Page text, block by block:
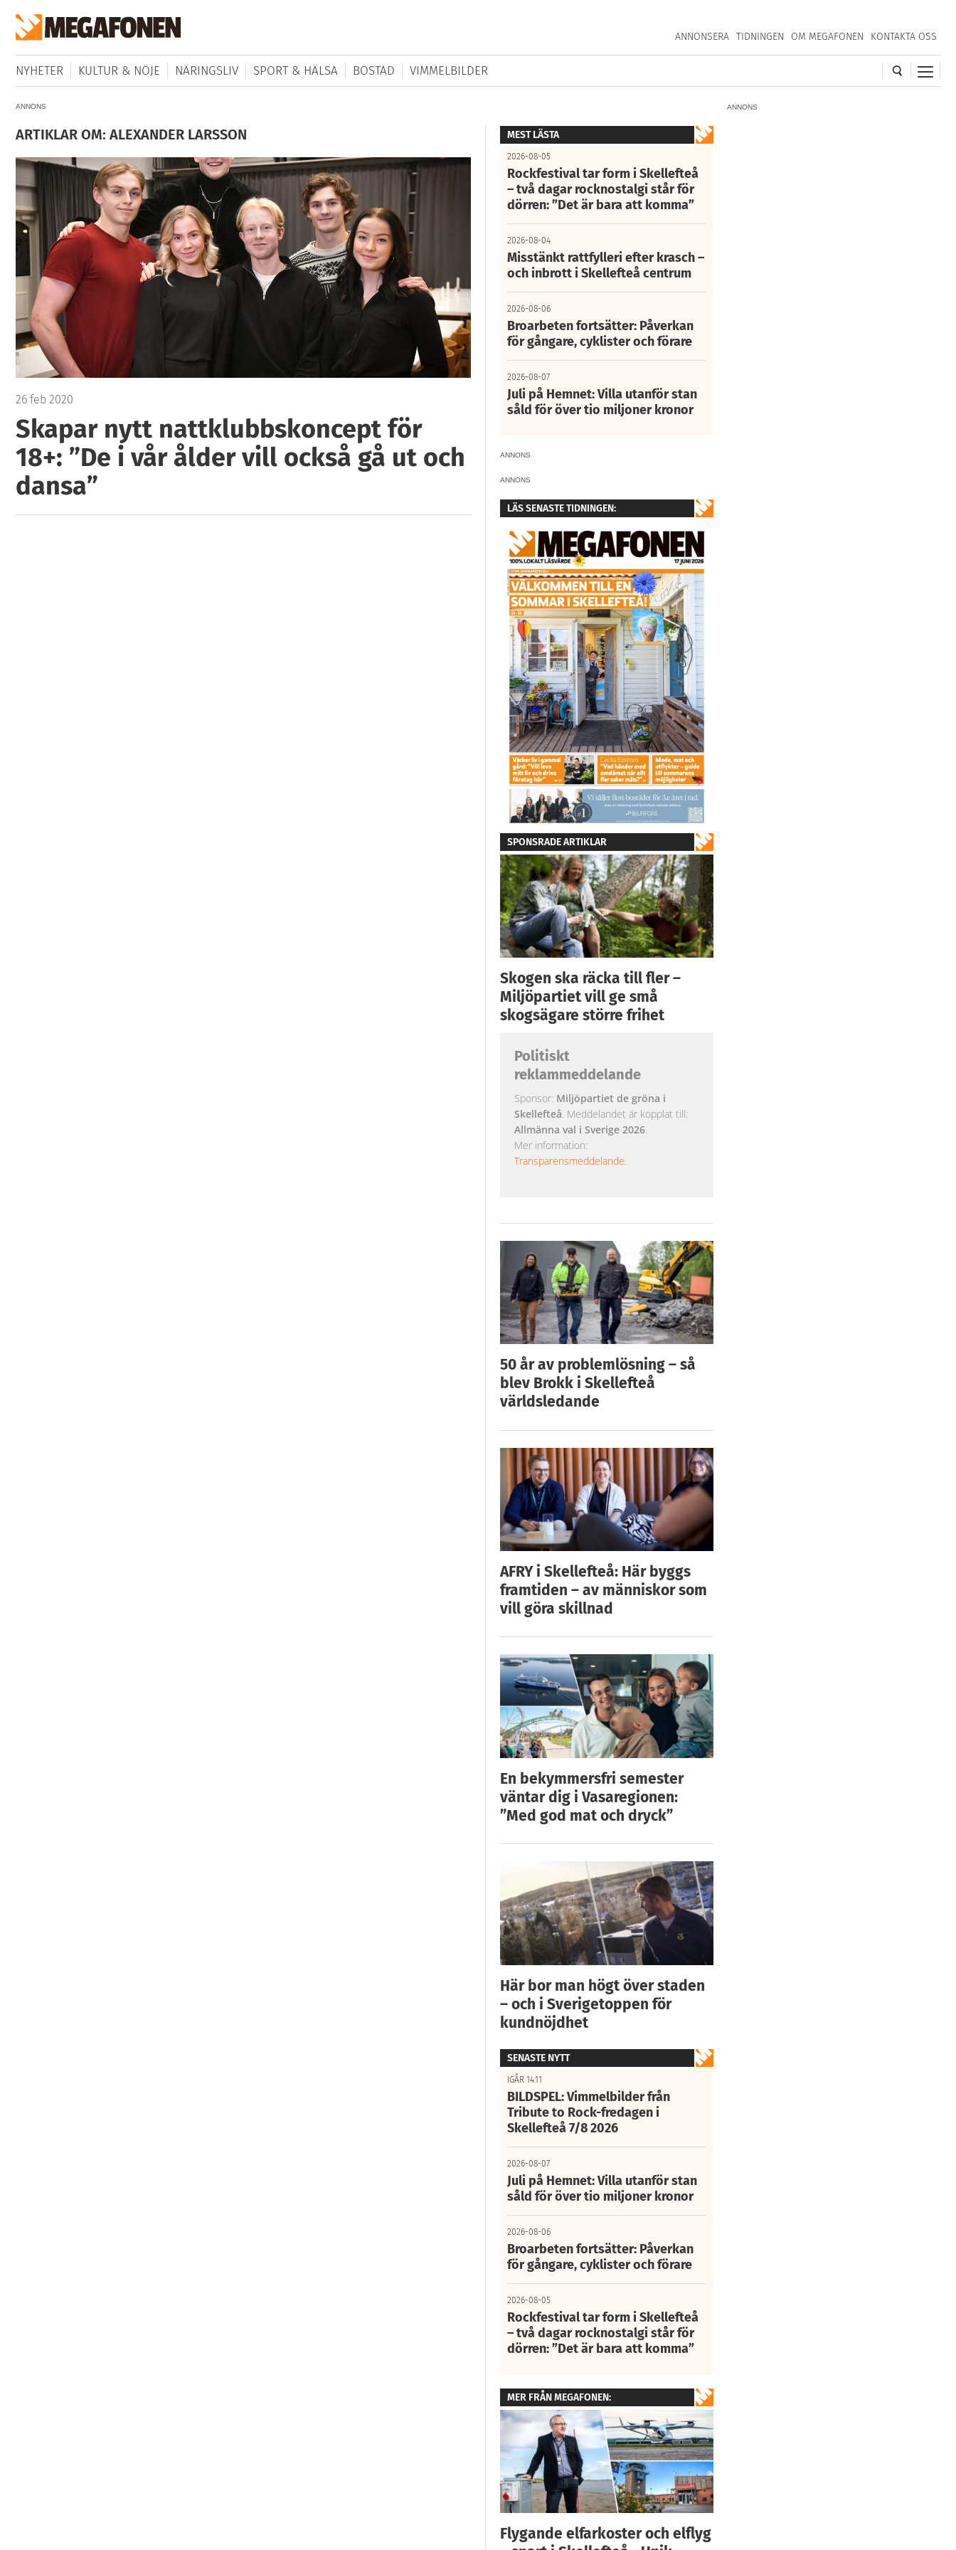
ANNONSERA TIDNINGEN OM MEGAFONEN KONTAKTA OSS
NYHETER KULTUR & NÖJE NÄRINGSLIV SPORT & HÄLSA BOSTAD VIMMELBILDER
ANNONS
ANNONS
ARTIKLAR OM: ALEXANDER LARSSON
26 feb 2020
Skapar nytt nattklubbskoncept för
18+: ”De i vår ålder vill också gå ut och
dansa”
MEST LÄSTA
2026-08-05
Rockfestival tar form i Skellefteå
– två dagar rocknostalgi står för
dörren: ”Det är bara att komma”
2026-08-04
Misstänkt rattfylleri efter krasch –
och inbrott i Skellefteå centrum
2026-08-06
Broarbeten fortsätter: Påverkan
för gångare, cyklister och förare
2026-08-07
Juli på Hemnet: Villa utanför stan
såld för över tio miljoner kronor
ANNONS
ANNONS
LÄS SENASTE TIDNINGEN:
SPONSRADE ARTIKLAR
Skogen ska räcka till fler –
Miljöpartiet vill ge små
skogsägare större frihet
Politiskt
reklammeddelande
Sponsor: Miljöpartiet de gröna i
Skellefteå. Meddelandet är kopplat till:
Allmänna val i Sverige 2026.
Mer information:
Transparensmeddelande.
50 år av problemlösning – så
blev Brokk i Skellefteå
världsledande
AFRY i Skellefteå: Här byggs
framtiden – av människor som
vill göra skillnad
En bekymmersfri semester
väntar dig i Vasaregionen:
”Med god mat och dryck”
Här bor man högt över staden
– och i Sverigetoppen för
kundnöjdhet
SENASTE NYTT
IGÅR 14:11
BILDSPEL: Vimmelbilder från
Tribute to Rock-fredagen i
Skellefteå 7/8 2026
2026-08-07
Juli på Hemnet: Villa utanför stan
såld för över tio miljoner kronor
2026-08-06
Broarbeten fortsätter: Påverkan
för gångare, cyklister och förare
2026-08-05
Rockfestival tar form i Skellefteå
– två dagar rocknostalgi står för
dörren: ”Det är bara att komma”
MER FRÅN MEGAFONEN:
Flygande elfarkoster och elflyg